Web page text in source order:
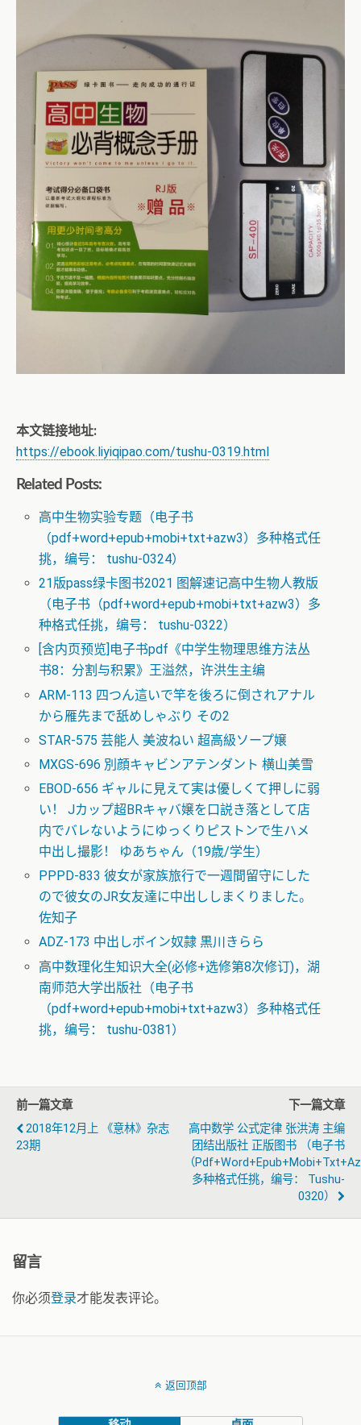
本文链接地址:
https://ebook.liyiqipao.com/tushu-0319.html
Related Posts:
高中生物实验专题（电子书
（pdf+word+epub+mobi+txt+azw3）多种格式任
挑，编号： tushu-0324）
21版pass绿卡图书2021 图解速记高中生物人教版
（电子书（pdf+word+epub+mobi+txt+azw3）多
种格式任挑，编号： tushu-0322）
[含内页预览]电子书pdf《中学生物理思维方法丛
书8：分割与积累》王溢然，许洪生主编
ARM-113 四つん這いで竿を後ろに倒されアナル
から雁先まで舐めしゃぶり その2
STAR-575 芸能人 美波ねい 超高級ソープ嬢
MXGS-696 別顔キャビンアテンダント 横山美雪
EBOD-656 ギャルに見えて実は優しくて押しに弱
い！ Jカップ超BRキャバ嬢を口説き落として店
内でバレないようにゆっくりピストンで生ハメ
中出し撮影！ ゆあちゃん（19歳/学生）
PPPD-833 彼女が家族旅行で一週間留守にした
ので彼女のJR女友達に中出ししまくりました。
佐知子
ADZ-173 中出しボイン奴隷 黒川きらら
高中数理化生知识大全(必修+选修第8次修订)，湖
南师范大学出版社（电子书
（pdf+word+epub+mobi+txt+azw3）多种格式任
挑，编号： tushu-0381）
前一篇文章
2018年12月上 《意林》杂志
23期
下一篇文章
高中数学 公式定律 张洪涛 主编
团结出版社 正版图书 （电子书
（
多种格式任挑，编号： Tushu-
0320）
留言
你必须登录才能发表评论。
返回顶部